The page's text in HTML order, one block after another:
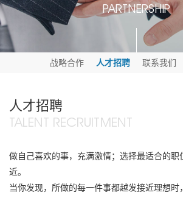
PARTNERSHIP
战略合作 人才招聘 联系我们
人才招聘
TALENT RECRUITMENT
做自己喜欢的事，充满激情；选择最适合的职
近。
当你发现，所做的每一件事都越发接近理想时